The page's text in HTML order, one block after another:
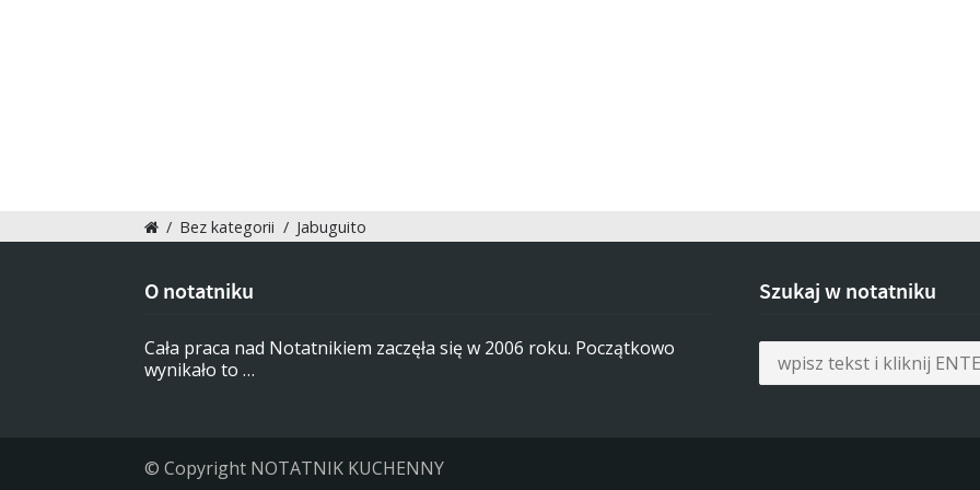
/ Bez kategorii / Jabuguito
O notatniku
Cała praca nad Notatnikiem zaczęła się w 2006 roku. Początkowo
wynikało to …
Szukaj w notatniku
© Copyright NOTATNIK KUCHENNY